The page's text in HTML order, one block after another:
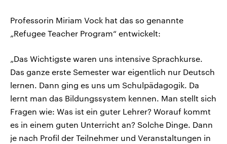
Professorin Miriam Vock hat das so genannte
„Refugee Teacher Program“ entwickelt:
„Das Wichtigste waren uns intensive Sprachkurse.
Das ganze erste Semester war eigentlich nur Deutsch
lernen. Dann ging es uns um Schulpädagogik. Da
lernt man das Bildungssystem kennen. Man stellt sich
Fragen wie: Was ist ein guter Lehrer? Worauf kommt
es in einem guten Unterricht an? Solche Dinge. Dann
je nach Profil der Teilnehmer und Veranstaltungen in